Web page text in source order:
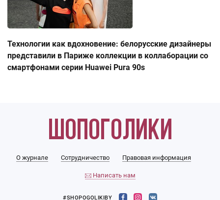
Технологии как вдохновение: белорусские дизайнеры
представили в Париже коллекции в коллаборации со
смартфонами серии Huawei Pura 90s
О журнале Сотрудничество Правовая информация
Написать нам
#SHOPOGOLIKIBY